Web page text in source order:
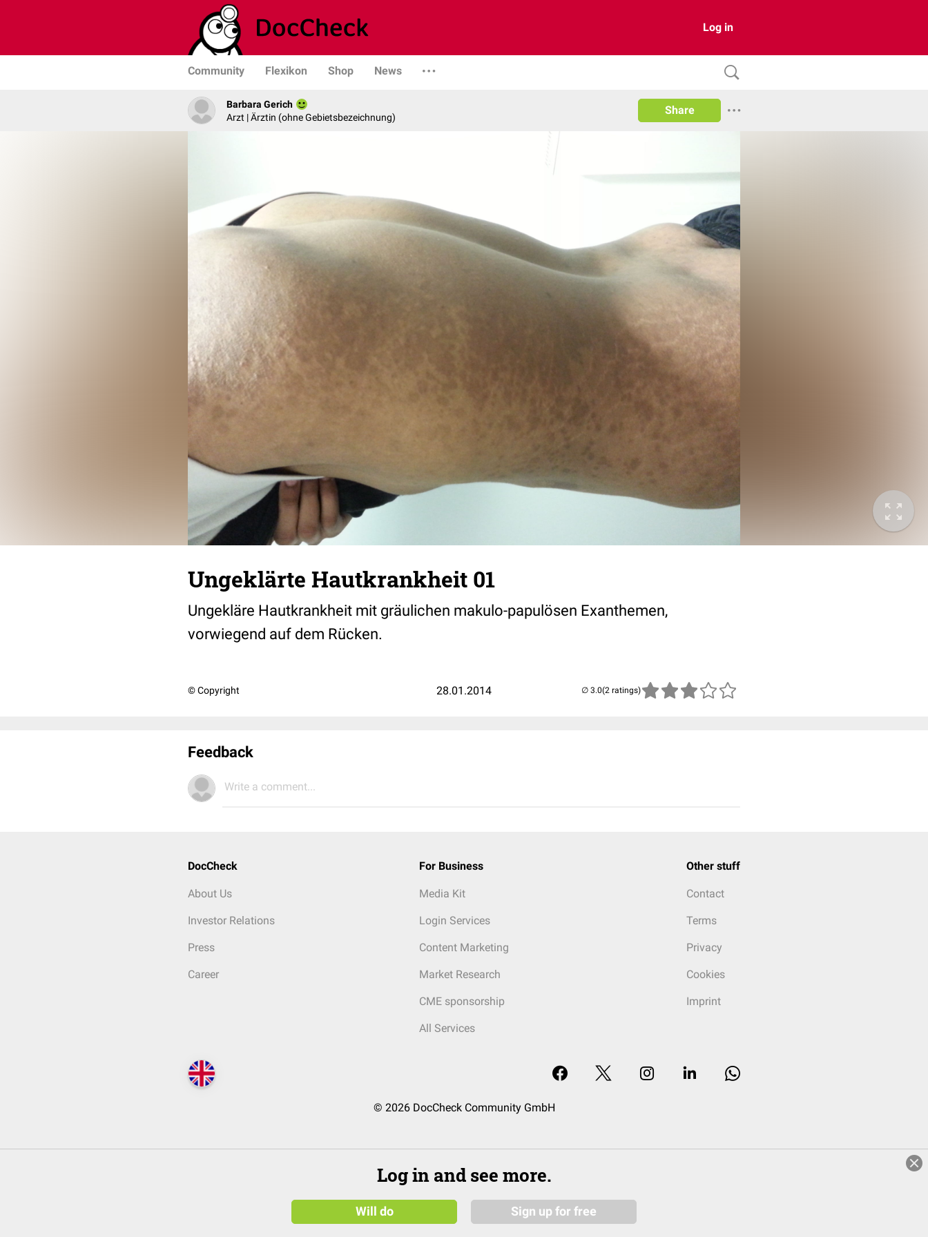
Log in
Community Flexikon Shop News
Barbara Gerich
Arzt | Ärztin (ohne Gebietsbezeichnung)
Share
Ungeklärte Hautkrankheit 01
Ungekläre Hautkrankheit mit gräulichen makulo-papulösen Exanthemen,
vorwiegend auf dem Rücken.
© Copyright 28.01.2014 (2 ratings)
Feedback
Write a comment...
DocCheck
About Us
Investor Relations
Press
Career
For Business
Media Kit
Login Services
Content Marketing
Market Research
CME sponsorship
All Services
Other stuff
Contact
Terms
Privacy
Cookies
Imprint
© 2026 DocCheck Community GmbH
Log in and see more.
Will do Sign up for free